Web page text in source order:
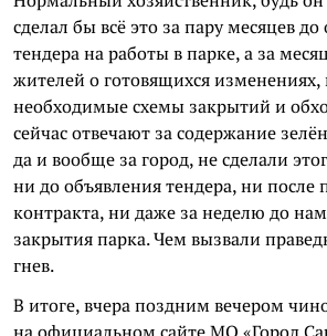
сделал бы всё это за пару месяцев
тендера на работы в парке, а за
жителей о готовящихся изменениях,
необходимые схемы закрытий и
сейчас отвечают за содержание
да и вообще за город, не сделали
ни до объявления тендера, ни после
контракта, ни даже за неделю до
закрытия парка. Чем вызвали
гнев.
В итоге, вчера поздним вечером